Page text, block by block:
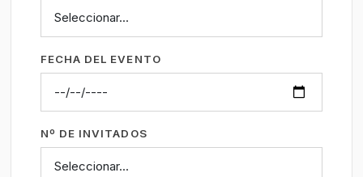
FECHA DEL EVENTO
Nº DE INVITADOS